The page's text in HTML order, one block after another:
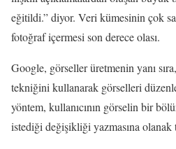
eğitildi.” diyor. Veri kümesinin çok
fotoğraf içermesi son derece olası.
Google, görseller üretmenin yanı
tekniğini kullanarak görselleri
yöntem, kullanıcının görselin bir
istediği değişikliği yazmasına olanak